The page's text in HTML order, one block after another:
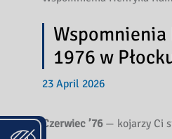
1976 w
23 April 2026
Czerwiec ’76— kojarzy Ci